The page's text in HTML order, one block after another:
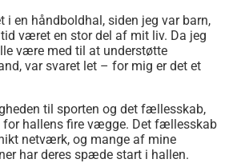
en håndboldhal, siden jeg var barn,
været en stor del af mit liv. Da jeg
være med til at understøtte
var svaret let – for mig er det et
til sporten og det fællesskab,
for hallens fire vægge. Det fællesskab
netværk, og mange af mine
har deres spæde start i hallen.